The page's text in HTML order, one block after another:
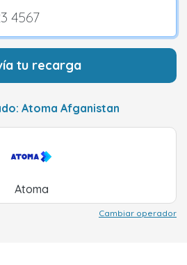
tu recarga
Atoma Afganistan
Atoma
Cambiar operador